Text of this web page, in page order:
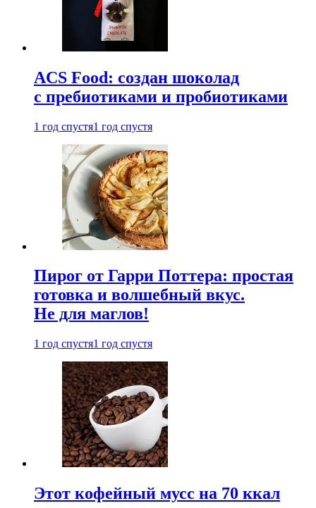
ACS Food: создан шоколад
с пребиотиками и пробиотиками
1 год спустя1 год спустя
Пирог от Гарри Поттера: простая
готовка и волшебный вкус.
Не для маглов!
1 год спустя1 год спустя
Этот кофейный мусс на 70 ккал